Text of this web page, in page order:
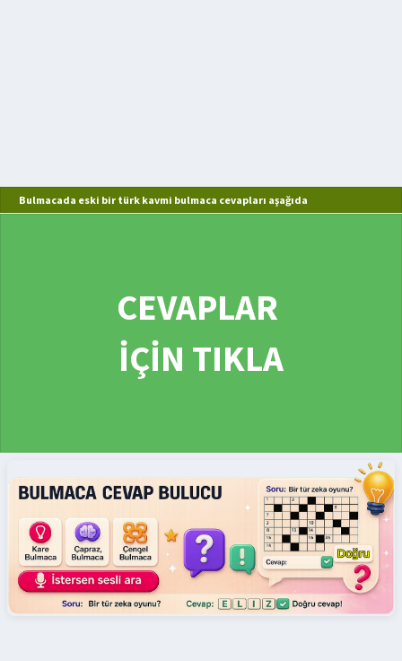
Bulmacada eski bir türk kavmi bulmaca cevapları aşağıda
CEVAPLAR
İÇİN TIKLA